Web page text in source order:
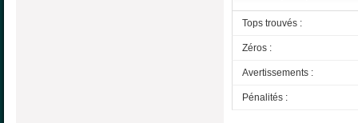
Tops trouvés :
Zéros :
Avertissements :
Pénalités :